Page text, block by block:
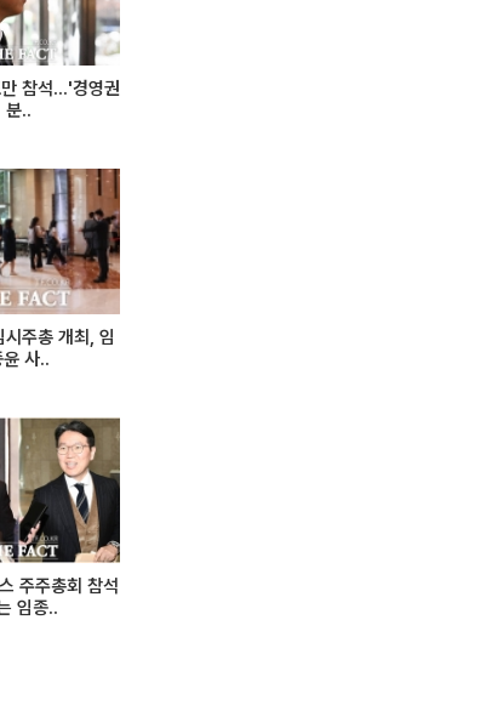
참석...'경영권
분..
시주총 개최, 임
윤 사..
주주총회 참석
임종..